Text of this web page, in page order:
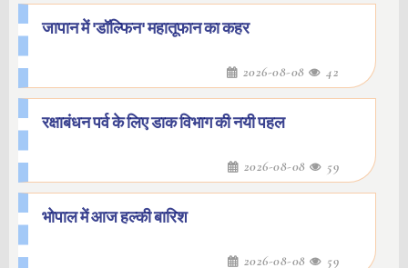
जापान में 'डॉल्फिन' महातूफान का कहर
2026-08-08 42
रक्षाबंधन पर्व के लिए डाक विभाग की नयी पहल
2026-08-08 59
भोपाल में आज हल्की बारिश
2026-08-08 59